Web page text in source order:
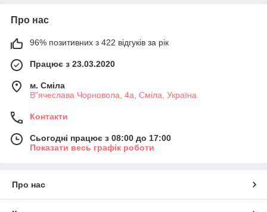
Про нас
96% позитивних з 422 відгуків за рік
Працює з 23.03.2020
м. Сміла
В"ячеслава Чорновола, 4а, Сміла, Україна
Контакти
Сьогодні працює з 08:00 до 17:00
Показати весь графік роботи
Про нас